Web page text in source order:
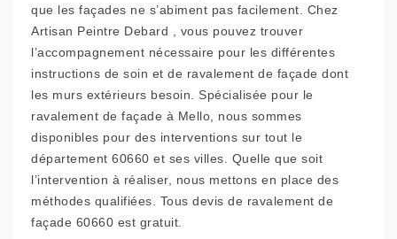
que les façades ne s’abiment pas facilement. Chez
Artisan Peintre Debard , vous pouvez trouver
l’accompagnement nécessaire pour les différentes
instructions de soin et de ravalement de façade dont
les murs extérieurs besoin. Spécialisée pour le
ravalement de façade à Mello, nous sommes
disponibles pour des interventions sur tout le
département 60660 et ses villes. Quelle que soit
l’intervention à réaliser, nous mettons en place des
méthodes qualifiées. Tous devis de ravalement de
façade 60660 est gratuit.